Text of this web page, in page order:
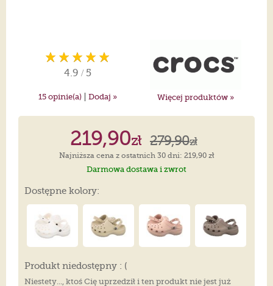
4.9 / 5
15opinie(a)| Dodaj » Więcej produktów »
219,90zł 279,90zł
Najniższa cena z ostatnich 30 dni: 219,90 zł
Darmowa dostawa i zwrot
Dostępne kolory:
Produkt niedostępny : (
Niestety..., ktoś Cię uprzedził i ten produkt nie jest już